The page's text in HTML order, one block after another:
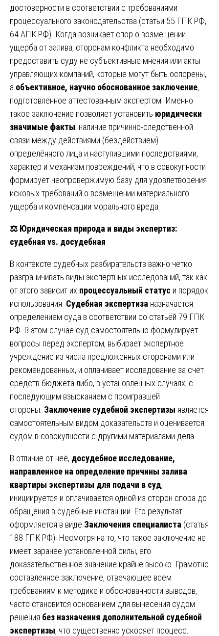
достоверности в соответствии с требованиями
процессуального законодательства (статьи 55 ГПК РФ,
64 АПК РФ). Когда возникает спор о возмещении
ущерба от залива, сторонам конфликта необходимо
предоставить суду не субъективные мнения или акты
управляющих компаний, которые могут быть оспорены,
а объективное, научно обоснованное заключение,
подготовленное аттестованным экспертом. Именно
такое заключение позволяет установить юридически
значимые факты: наличие причинно-следственной
связи между действиями (бездействием)
определённого лица и наступившими последствиями,
характер и механизм повреждений, что в совокупности
формирует неопровержимую базу для удовлетворения
исковых требований о возмещении материального
ущерба и компенсации морального вреда.
⚖️ Юридическая природа и виды экспертиз:
судебная vs. досудебная
В контексте судебных разбирательств важно чётко
разграничивать виды экспертных исследований, так как
от этого зависит их процессуальный статус и порядок
использования. Судебная экспертиза назначается
определением суда в соответствии со статьёй 79 ГПК
РФ. В этом случае суд самостоятельно формулирует
вопросы перед экспертом, выбирает экспертное
учреждение из числа предложенных сторонами или
рекомендованных, и оплачивает исследование за счёт
средств бюджета либо, в установленных случаях, с
последующим взысканием с проигравшей
стороны. Заключение судебной экспертизы является
самостоятельным видом доказательств и оценивается
судом в совокупности с другими материалами дела.
В отличие от неё, досудебное исследование,
направленное на определение причины залива
квартиры экспертизы для подачи в суд,
инициируется и оплачивается одной из сторон спора до
обращения в судебные инстанции. Его результат
оформляется в виде Заключения специалиста (статья
188 ГПК РФ). Несмотря на то, что такое заключение не
имеет заранее установленной силы, его
доказательственное значение крайне высоко. Грамотно
составленное заключение, отвечающее всем
требованиям к методике и обоснованности выводов,
часто становится основанием для вынесения судом
решения без назначения дополнительной судебной
экспертизы, что существенно ускоряет процесс.